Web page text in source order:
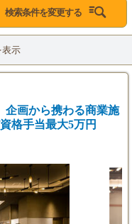
検索条件を変更する
表示
企画から携わる商業施
格手当最大5万円